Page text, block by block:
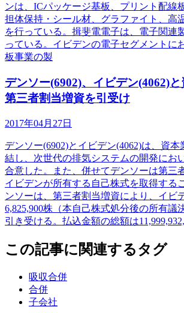
ンは、ICパッケージ基板、プリント配線
担体保持・シール材、グラファイト、高
を行っている。揖斐電電子は、電子関連
っている。イビデンの電子セグメントに
板事業の製
デンソー(6902)、イビデン(4062)と
第三者割当増資を引受け
2017年04月27日
デンソー(6902)とイビデン(4062)は、資
結し、次世代の排気システムの開発にお
合意した。また、併せてデンソーは第三
イビデンが所有する自己株式を取得する
ンソーは、第三者割当増資により、イビ
6,825,900株（本自己株式処分後の所有議
引き受ける。払込金額の総額は
この記事に関連するタグ
吸収合併
合併
子会社